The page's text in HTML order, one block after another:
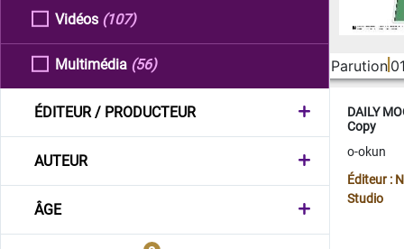
Vidéos (107)
Multimédia (56)
ÉDITEUR / PRODUCTEUR
AUTEUR
ÂGE
Parution
DAILY
Copy
o-okun
Éditeur :
Studio